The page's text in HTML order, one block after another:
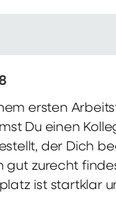
ersten
Du einen
der Dich
gut zurecht
ist startklar